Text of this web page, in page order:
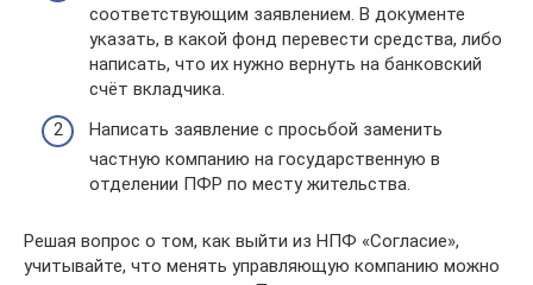
соответствующим заявлением. В документе
указать, в какой фонд перевести средства, либо
написать, что их нужно вернуть на банковский
счёт вкладчика.
Написать заявление с просьбой заменить
частную компанию на государственную в
отделении ПФР по месту жительства.
Решая вопрос о том, как выйти из НПФ «Согласие»,
учитывайте, что менять управляющую компанию можно